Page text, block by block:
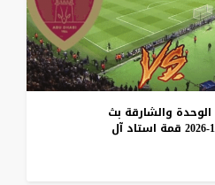
الوحدة والشارقة بث
قمة استاد آل